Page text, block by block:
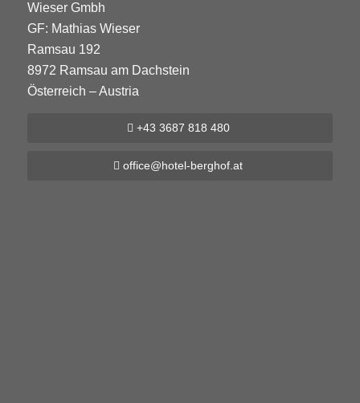
Wieser Gmbh
GF: Mathias Wieser
Ramsau 192
8972 Ramsau am Dachstein
Österreich – Austria
+43 3687 818 480
office@hotel-berghof.at